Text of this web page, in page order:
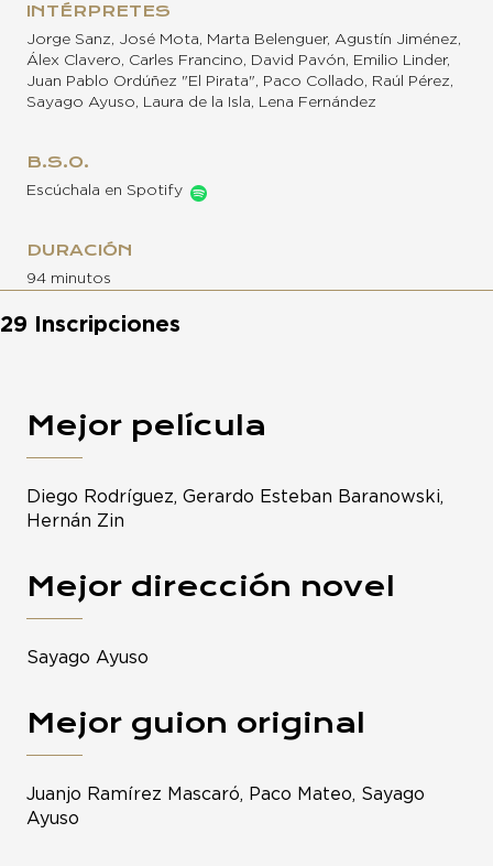
INTÉRPRETES
Jorge Sanz, José Mota, Marta Belenguer, Agustín Jiménez,
Álex Clavero, Carles Francino, David Pavón, Emilio Linder,
Juan Pablo Ordúñez "El Pirata", Paco Collado, Raúl Pérez,
Sayago Ayuso, Laura de la Isla, Lena Fernández
B.S.O.
Escúchala en Spotify
DURACIÓN
94 minutos
29 Inscripciones
Mejor película
Diego Rodríguez, Gerardo Esteban Baranowski,
Hernán Zin
Mejor dirección novel
Sayago Ayuso
Mejor guion original
Juanjo Ramírez Mascaró, Paco Mateo, Sayago
Ayuso